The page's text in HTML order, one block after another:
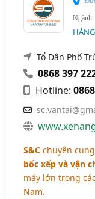
Ngành:
Tổ Dân Phố
0868 397
Hotline:
S&C chuyên
bốc xếp và vận
máy lớn trong
Nam.